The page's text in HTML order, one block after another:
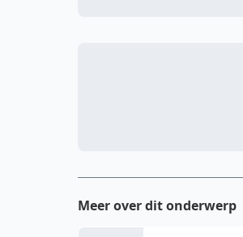
Meer over dit onderwerp